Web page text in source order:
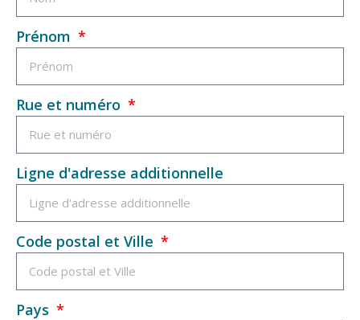
Prénom
Rue et numéro
Ligne d'adresse additionnelle
Code postal et Ville
Pays